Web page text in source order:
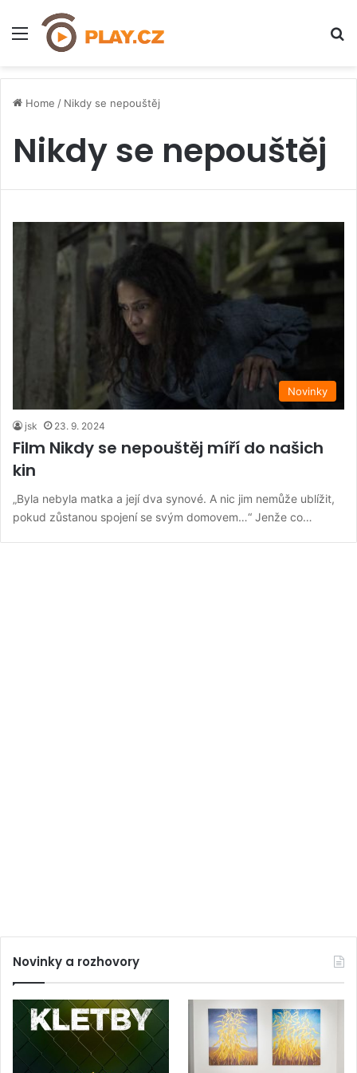
Menu
Home / Nikdy se nepouštěj
Nikdy se nepouštěj
Novinky
jsk 23. 9. 2024
Film Nikdy se nepouštěj míří do našich
kin
„Byla nebyla matka a její dva synové. A nic jim nemůže ublížit,
pokud zůstanou spojení se svým domovem…“ Jenže co…
Novinky a rozhovory